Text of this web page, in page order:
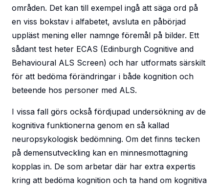
områden. Det kan till exempel ingå att säga ord på
en viss bokstav i alfabetet, avsluta en påbörjad
uppläst mening eller namnge föremål på bilder. Ett
sådant test heter ECAS (Edinburgh Cognitive and
Behavioural ALS Screen) och har utformats särskilt
för att bedöma förändringar i både kognition och
beteende hos personer med ALS.
I vissa fall görs också fördjupad undersökning av de
kognitiva funktionerna genom en så kallad
neuropsykologisk bedömning. Om det finns tecken
på demensutveckling kan en minnesmottagning
kopplas in. De som arbetar där har extra expertis
kring att bedöma kognition och ta hand om kognitiva